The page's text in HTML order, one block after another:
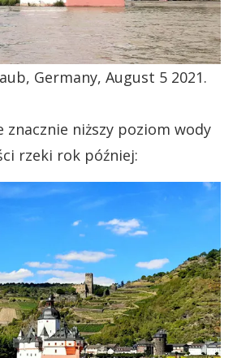
Germany, August 5 2021.
znacznie niższy poziom wody
rzeki rok później: